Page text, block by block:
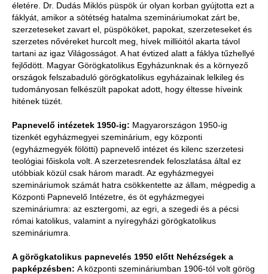
életére. Dr. Dudás Miklós püspök úr olyan korban gyújtotta ezt a
fáklyát, amikor a sötétség hatalma szemináriumokat zárt be,
szerzeteseket zavart el, püspököket, papokat, szerzeteseket és
szerzetes nővéreket hurcolt meg, hívek millióitól akarta távol
tartani az igaz Világosságot. A hat évtized alatt a fáklya tűzhellyé
fejlődött. Magyar Görögkatolikus Egyházunknak és a környező
országok felszabaduló görögkatolikus egyházainak lelkileg és
tudományosan felkészült papokat adott, hogy éltesse híveink
hitének tüzét.
Papnevelő intézetek 1950-ig: Magyarországon 1950-ig
tizenkét egyházmegyei szeminárium, egy központi
(egyházmegyék fölötti) papnevelő intézet és kilenc szerzetesi
teológiai főiskola volt. A szerzetesrendek feloszlatása által ez
utóbbiak közül csak három maradt. Az egyházmegyei
szemináriumok számát hatra csökkentette az állam, mégpedig a
Központi Papnevelő Intézetre, és öt egyházmegyei
szemináriumra: az esztergomi, az egri, a szegedi és a pécsi
római katolikus, valamint a nyíregyházi görögkatolikus
szemináriumra.
A görögkatolikus papnevelés 1950 előtt Nehézségek a
papképzésben: A központi szemináriumban 1906-tól volt görög